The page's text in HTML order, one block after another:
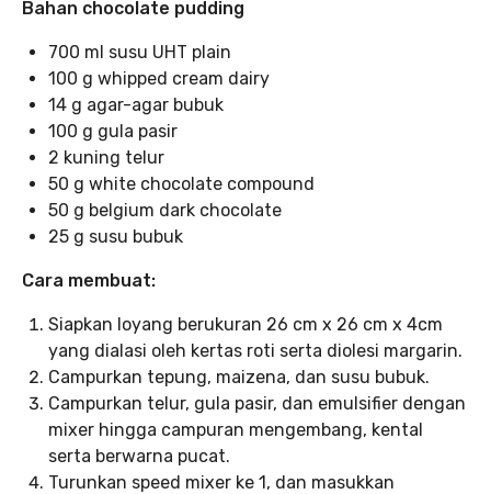
Bahan chocolate pudding
700 ml susu UHT plain
100 g whipped cream dairy
14 g agar-agar bubuk
100 g gula pasir
2 kuning telur
50 g white chocolate compound
50 g belgium dark chocolate
25 g susu bubuk
Cara membuat:
Siapkan loyang berukuran 26 cm x 26 cm x 4cm
yang dialasi oleh kertas roti serta diolesi margarin.
Campurkan tepung, maizena, dan susu bubuk.
Campurkan telur, gula pasir, dan emulsifier dengan
mixer hingga campuran mengembang, kental
serta berwarna pucat.
Turunkan speed mixer ke 1, dan masukkan